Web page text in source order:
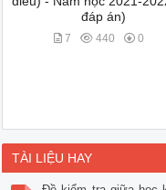
đáp án)
7 440 0
TÀI LIỆU HAY